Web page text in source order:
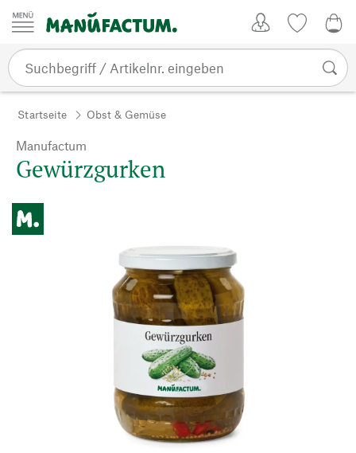
Zum Inhalt springen
Startseite Obst & Gemüse
Manufactum
Gewürzgurken